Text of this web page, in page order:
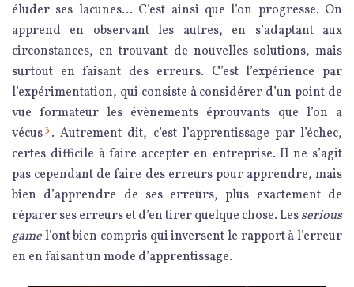
éluder ses lacunes… C’est ainsi que l’on progresse. On
apprend en observant les autres, en s’adaptant aux
circonstances, en trouvant de nouvelles solutions, mais
surtout en faisant des erreurs. C’est l’expérience par
l’expérimentation, qui consiste à considérer d’un point de
vue formateur les évènements éprouvants que l’on a
vécus3 . Autrement dit, c’est l’apprentissage par l’échec,
certes difficile à faire accepter en entreprise. Il ne s’agit
pas cependant de faire des erreurs pour apprendre, mais
bien d’apprendre de ses erreurs, plus exactement de
réparer ses erreurs et d’en tirer quelque chose. Lesserious
gamel’ont bien compris qui inversent le rapport à l’erreur
en en faisant un mode d’apprentissage.